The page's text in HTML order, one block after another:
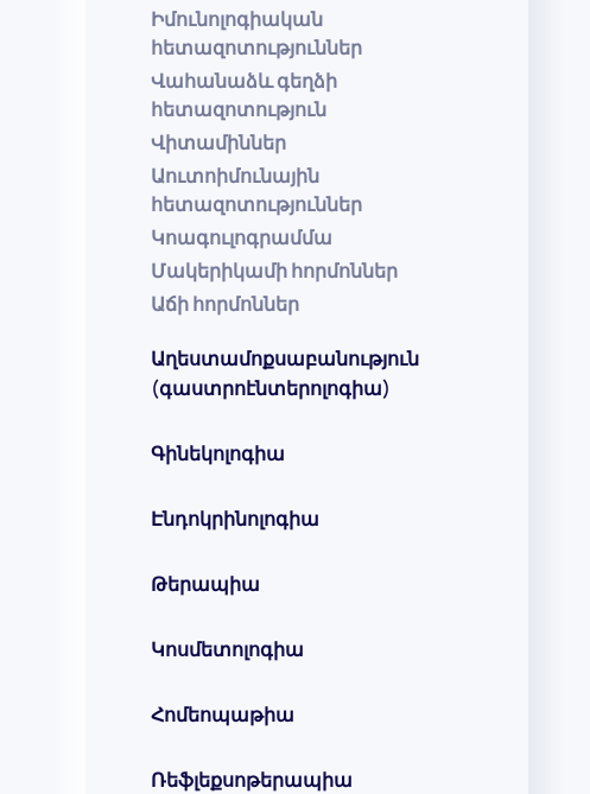
Իմունոլոգիական
հետազոտություններ
Վահանաձև գեղձի
հետազոտություն
Վիտամիններ
Աուտոիմունային
հետազոտություններ
Կոագուլոգրամմա
Մակերիկամի հորմոններ
Աճի հորմոններ
Աղեստամոքսաբանություն
(գաստրոէնտերոլոգիա)
Գինեկոլոգիա
Էնդոկրինոլոգիա
Թերապիա
Կոսմետոլոգիա
Հոմեոպաթիա
Ռեֆլեքսոթերապիա